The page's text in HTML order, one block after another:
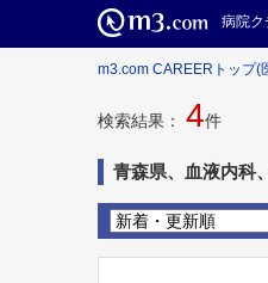
病院ク
m3.com CAREERトップ(
検索結果： 4件
青森県、血液内科